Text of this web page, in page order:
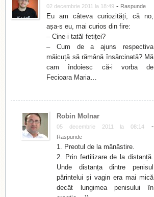
02 decembrie 2011 la 18:49 - Raspunde
Eu am câteva curiozități, că no,
așa-s eu, mai curios din fire:
– Cine-i tatăl fetiței?
– Cum de a ajuns respectiva
măicuță să rămână însărcinată? Mă
cam îndoiesc că-i vorba de
Fecioara Maria…
Robin Molnar
05 decembrie 2011 la 08:14 -
Raspunde
1. Preotul de la mănăstire.
2. Prin fertilizare de la distanță.
Unde distanța dintre penisul
părintelui și vagin era mai mică
decât lungimea penisului în